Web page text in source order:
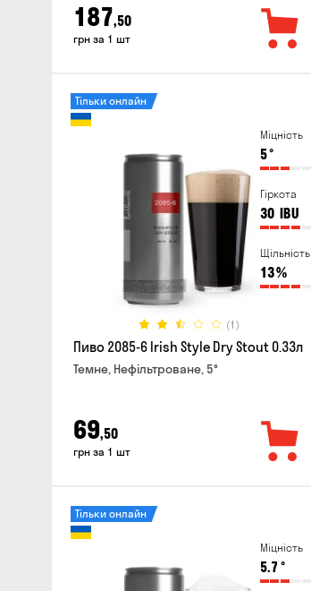
187,50
грн за 1 шт
Міцність
5°
Гіркота
30 IBU
Щільність
13%
(1)
Тільки онлайн
Пиво 2085-6 Irish Style Dry Stout 0.33л
Темне, Нефільтроване, 5°
69,50
грн за 1 шт
Міцність
5.7°
Тільки онлайн